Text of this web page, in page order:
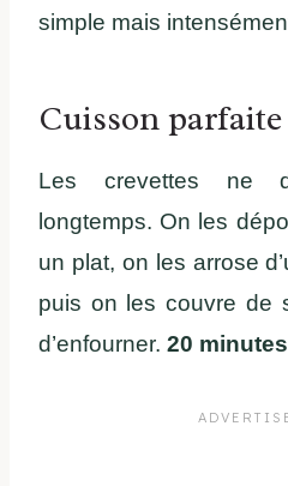
simple mais
Cuisson parfaite
Les crevettes ne
longtemps. On les
un plat, on les arrose
puis on les couvre de
d’enfourner. 20